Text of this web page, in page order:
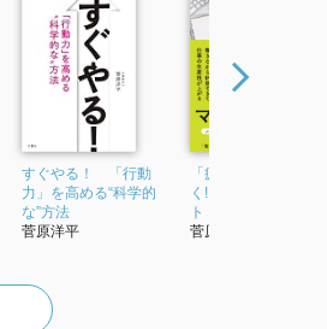
すぐやる！ 「行動
力」を高める“科学的
な”方法
菅原洋平
「疲れない」が毎日続
く! 休み方マネジメン
ト
菅原洋平